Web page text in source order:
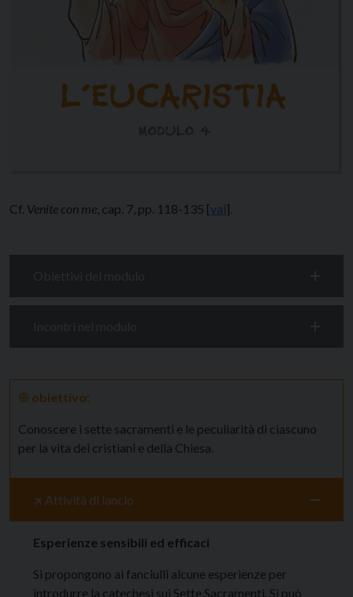
Cf. Venite con me , cap. 7, pp. 118-135 [vai].
🞋 obiettivo:
Conoscere i sette sacramenti e le peculiarità di ciascuno
per la vita dei cristiani e della Chiesa.
🛪 Attività di lancio
Esperienze sensibili ed efficaci
Si propongono ai fanciulli alcune esperienze per
introdurre la catechesi sui Sette Sacramenti. Si può